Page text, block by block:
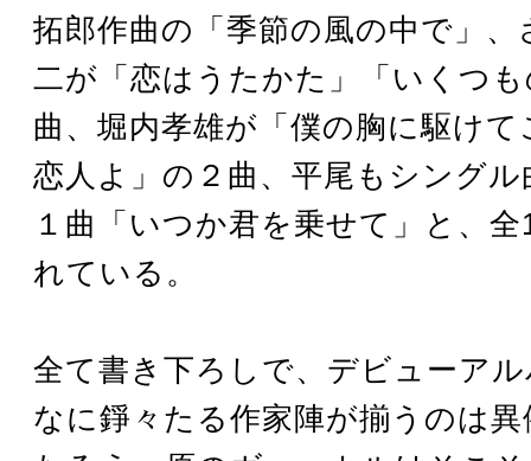
拓郎作曲の「季節の風の中で」、
二が「恋はうたかた」「いくつ
曲、堀内孝雄が「僕の胸に駆けて
恋人よ」の２曲、平尾もシング
１曲「いつか君を乗せて」と、
れている。
全て書き下ろしで、デビューア
なに錚々たる作家陣が揃うのは